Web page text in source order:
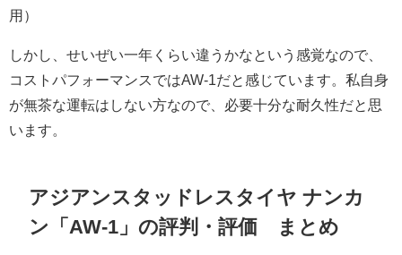
用）
しかし、せいぜい一年くらい違うかなという感覚なので、
コストパフォーマンスではAW-1だと感じています。私自身
が無茶な運転はしない方なので、必要十分な耐久性だと思
います。
アジアンスタッドレスタイヤ ナンカ
ン「AW-1」の評判・評価 まとめ